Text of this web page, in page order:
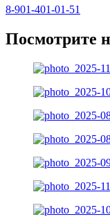
8-901-401‑01‑51‬
Посмотрите